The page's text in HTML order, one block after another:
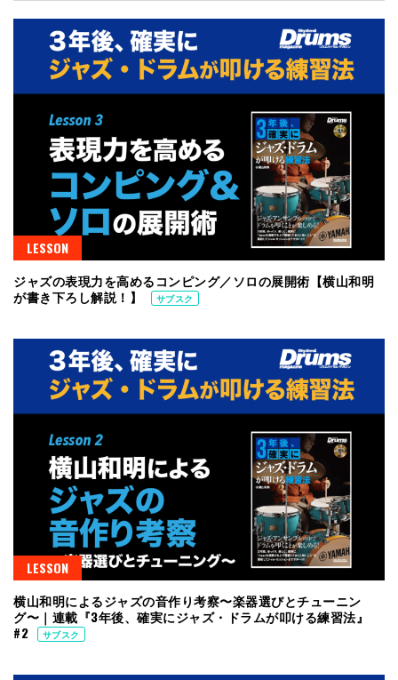
LESSON
ジャズの表現力を高めるコンピング／ソロの展開術【横山和明
が書き下ろし解説！】
サブスク
LESSON
横山和明によるジャズの音作り考察〜楽器選びとチューニン
グ〜｜連載『3年後、確実にジャズ・ドラムが叩ける練習法』
#2
サブスク